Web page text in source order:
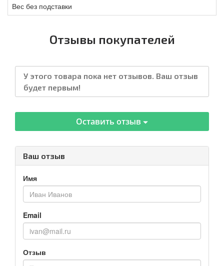
Вес без подставки
Отзывы покупателей
У этого товара пока нет отзывов. Ваш отзыв
будет первым!
Оставить отзыв
Ваш отзыв
Имя
Email
Отзыв